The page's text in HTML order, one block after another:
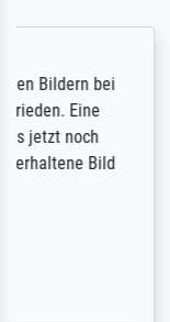
Rundum
des
letztlich
Qualität
(Farben,
sondern
damit ein